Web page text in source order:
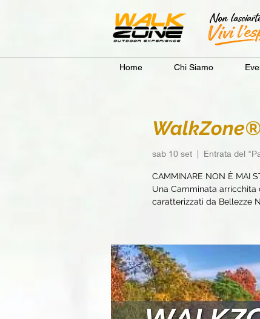
Home Chi Siamo
sab 10 set
  |
Entrata del
CAMMINARE NON È MAI
Una Camminata arricchita
caratterizzati da Bellezze